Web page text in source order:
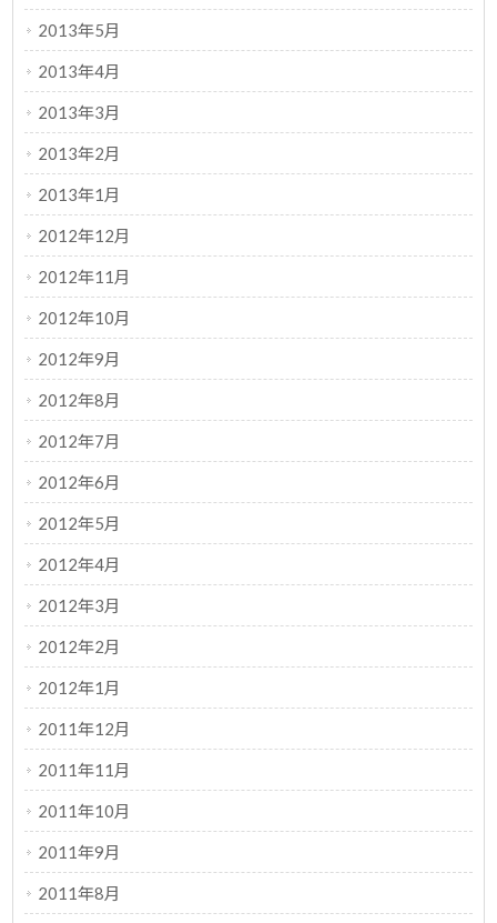
2013年5月
2013年4月
2013年3月
2013年2月
2013年1月
2012年12月
2012年11月
2012年10月
2012年9月
2012年8月
2012年7月
2012年6月
2012年5月
2012年4月
2012年3月
2012年2月
2012年1月
2011年12月
2011年11月
2011年10月
2011年9月
2011年8月